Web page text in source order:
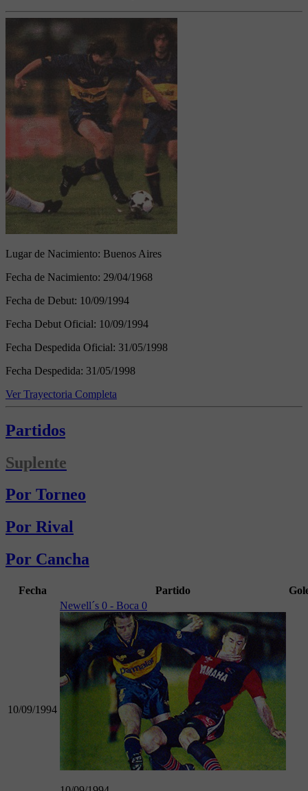
Lugar de Nacimiento: Buenos Aires
Fecha de Nacimiento: 29/04/1968
Fecha de Debut: 10/09/1994
Fecha Debut Oficial: 10/09/1994
Fecha Despedida Oficial: 31/05/1998
Fecha Despedida: 31/05/1998
Ver Trayectoria Completa
Partidos
Suplente
Por Torneo
Por Rival
Por Cancha
Fecha Partido
10/09/1994
Newell´s 0 - Boca 0